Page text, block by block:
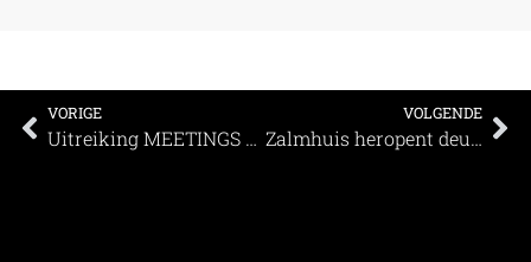
VORIGE
Uitreiking MEETINGS Awards 2019 Nederland
VOLGENDE
Zalmhuis heropent deuren aan de Rotterdamse Maas